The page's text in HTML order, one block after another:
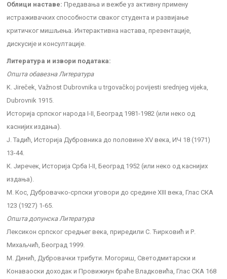
Облици наставе: Предавања и вежбе уз активну примену
истраживачких способности сваког студента и развијање
критичког мишљења. Интерактивна настава, презентације,
дискусије и консултације.
Литература и извори података:
Општа обавезна Литература
K. Jireček, Važnost Dubrovnika u trgovačkoj povijesti srednjeg vijeka,
Dubrovnik 1915.
Историја српског народа I-II, Београд 1981-1982 (или неко од
каснијих издања).
Ј. Тадић, Историја Дубровника до половине XV века, ИЧ 18 (1971)
13-44.
К. Јиречек, Историја Срба I-II, Београд 1952 (или неко од каснијих
издања).
М. Кос, Дубровачко-српски уговори до средине XIII века, Глас СКА
123 (1927) 1-65.
Општа допунска Литература
Лексикон српског средњег века, приредили С. Ћирковић и Р.
Михаљчић, Београд 1999.
М. Динић, Дубровачки трибути. Могориш, Светодмитарски и
Конаваоски доходак и Провижиун браће Владковића, Глас СКА 168